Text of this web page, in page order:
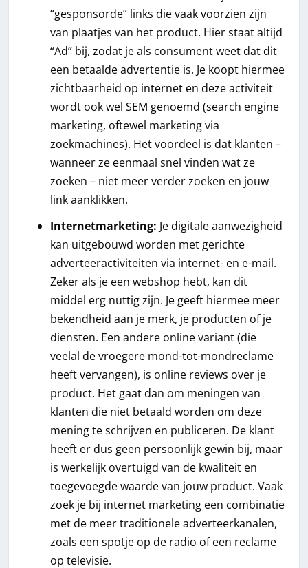
“gesponsorde” links die vaak voorzien zijn
van plaatjes van het product. Hier staat altijd
“Ad” bij, zodat je als consument weet dat dit
een betaalde advertentie is. Je koopt hiermee
zichtbaarheid op internet en deze activiteit
wordt ook wel SEM genoemd (search engine
marketing, oftewel marketing via
zoekmachines). Het voordeel is dat klanten –
wanneer ze eenmaal snel vinden wat ze
zoeken – niet meer verder zoeken en jouw
link aanklikken.
Internetmarketing: Je digitale aanwezigheid
kan uitgebouwd worden met gerichte
adverteeractiviteiten via internet- en e-mail.
Zeker als je een webshop hebt, kan dit
middel erg nuttig zijn. Je geeft hiermee meer
bekendheid aan je merk, je producten of je
diensten. Een andere online variant (die
veelal de vroegere mond-tot-mondreclame
heeft vervangen), is online reviews over je
product. Het gaat dan om meningen van
klanten die niet betaald worden om deze
mening te schrijven en publiceren. De klant
heeft er dus geen persoonlijk gewin bij, maar
is werkelijk overtuigd van de kwaliteit en
toegevoegde waarde van jouw product. Vaak
zoek je bij internet marketing een combinatie
met de meer traditionele adverteerkanalen,
zoals een spotje op de radio of een reclame
op televisie.